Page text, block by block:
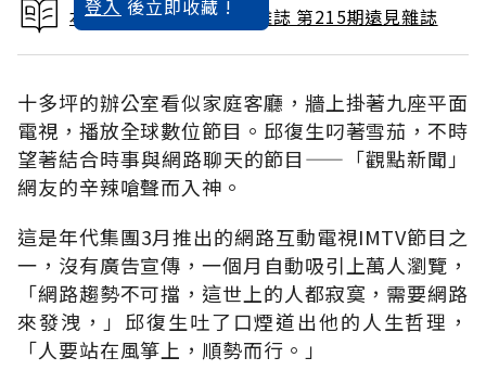
登入 後立即收藏 !
本文出自 2004 / 5月號雜誌 第215期遠見雜誌
十多坪的辦公室看似家庭客廳，牆上掛著九座平面
電視，播放全球數位節目。邱復生叼著雪茄，不時
望著結合時事與網路聊天的節目——「觀點新聞」
網友的辛辣嗆聲而入神。
這是年代集團3月推出的網路互動電視IMTV節目之
一，沒有廣告宣傳，一個月自動吸引上萬人瀏覽，
「網路趨勢不可擋，這世上的人都寂寞，需要網路
來發洩，」邱復生吐了口煙道出他的人生哲理，
「人要站在風箏上，順勢而行。」